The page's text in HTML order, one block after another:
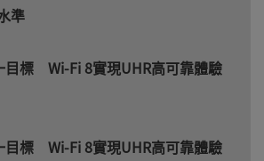
準
目標 Wi-Fi 8實現UHR高可靠體驗
目標 Wi-Fi 8實現UHR高可靠體驗